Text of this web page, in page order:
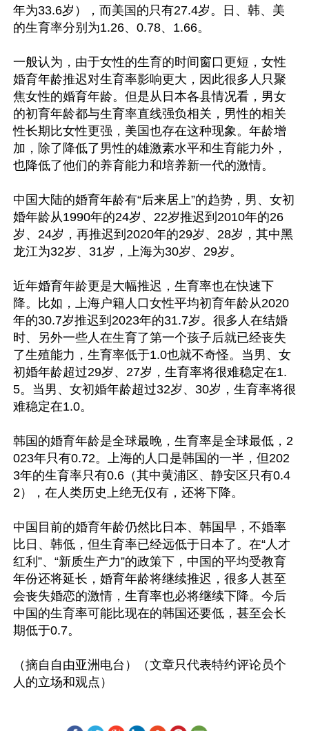
年为33.6岁），而美国的只有27.4岁。日、韩、美
的生育率分别为1.26、0.78、1.66。
一般认为，由于女性的生育的时间窗口更短，女性
婚育年龄推迟对生育率影响更大，因此很多人只聚
焦女性的婚育年龄。但是从日本各县情况看，男女
的初育年龄都与生育率直线强负相关，男性的相关
性长期比女性更强，美国也存在这种现象。年龄增
加，除了降低了男性的雄激素水平和生育能力外，
也降低了他们的养育能力和培养新一代的激情。
中国大陆的婚育年龄有“后来居上”的趋势，男、女初
婚年龄从1990年的24岁、22岁推迟到2010年的26
岁、24岁，再推迟到2020年的29岁、28岁，其中黑
龙江为32岁、31岁，上海为30岁、29岁。
近年婚育年龄更是大幅推迟，生育率也在快速下
降。比如，上海户籍人口女性平均初育年龄从2020
年的30.7岁推迟到2023年的31.7岁。很多人在结婚
时、另外一些人在生育了第一个孩子后就已经丧失
了生殖能力，生育率低于1.0也就不奇怪。当男、女
初婚年龄超过29岁、27岁，生育率将很难稳定在1.
5。当男、女初婚年龄超过32岁、30岁，生育率将很
难稳定在1.0。
韩国的婚育年龄是全球最晚，生育率是全球最低，2
023年只有0.72。上海的人口是韩国的一半，但202
3年的生育率只有0.6（其中黄浦区、静安区只有0.4
2），在人类历史上绝无仅有，还将下降。
中国目前的婚育年龄仍然比日本、韩国早，不婚率
比日、韩低，但生育率已经远低于日本了。在“人才
红利”、“新质生产力”的政策下，中国的平均受教育
年份还将延长，婚育年龄将继续推迟，很多人甚至
会丧失婚恋的激情，生育率也必将继续下降。今后
中国的生育率可能比现在的韩国还要低，甚至会长
期低于0.7。
（摘自自由亚洲电台）（文章只代表特约评论员个